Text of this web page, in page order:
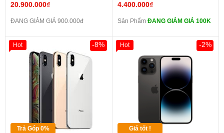
20.900.000₫
ĐANG GIẢM GIÁ 900.000đ
4.400.000₫
Sản Phẩm ĐANG GIẢM GIÁ 100K
Trả Góp 0%
-8%
Hot
Giá tốt !
-2%
Hot